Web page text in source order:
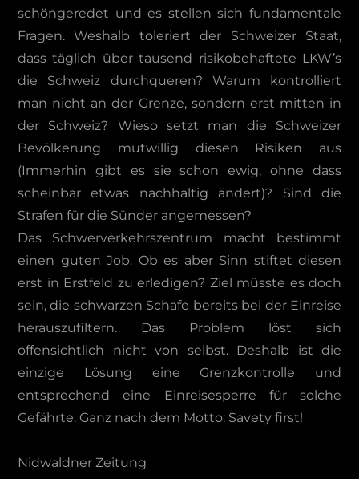
schöngeredet und es stellen sich fundamentale
Fragen. Weshalb toleriert der Schweizer Staat,
dass täglich über tausend risikobehaftete LKW’s
die Schweiz durchqueren? Warum kontrolliert
man nicht an der Grenze, sondern erst mitten in
der Schweiz? Wieso setzt man die Schweizer
Bevölkerung mutwillig diesen Risiken aus
(Immerhin gibt es sie schon ewig, ohne dass
scheinbar etwas nachhaltig ändert)? Sind die
Strafen für die Sünder angemessen?
Das Schwerverkehrszentrum macht bestimmt
einen guten Job. Ob es aber Sinn stiftet diesen
erst in Erstfeld zu erledigen? Ziel müsste es doch
sein, die schwarzen Schafe bereits bei der Einreise
herauszufiltern. Das Problem löst sich
offensichtlich nicht von selbst. Deshalb ist die
einzige Lösung eine Grenzkontrolle und
entsprechend eine Einreisesperre für solche
Gefährte. Ganz nach dem Motto: Savety first!
Nidwaldner Zeitung